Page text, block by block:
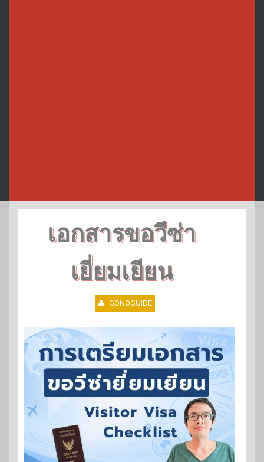
เอกสารขอวีซ่า
เยี่ยมเยียน
GONOGUIDE